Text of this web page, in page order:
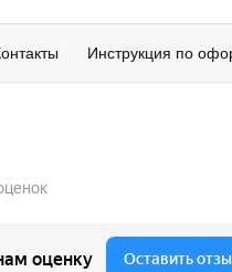
Инструкция по